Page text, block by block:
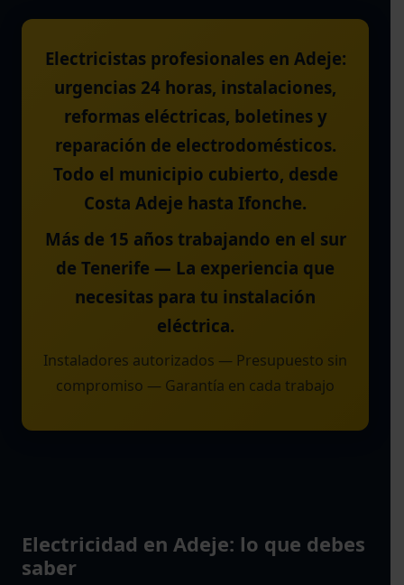
Electricistas profesionales en Adeje:
urgencias 24 horas, instalaciones,
reformas eléctricas, boletines y
reparación de electrodomésticos.
Todo el municipio cubierto, desde
Costa Adeje hasta Ifonche.
Más de 15 años trabajando en el sur
de Tenerife — La experiencia que
necesitas para tu instalación
eléctrica.
Instaladores autorizados — Presupuesto sin
compromiso — Garantía en cada trabajo
Electricidad en Adeje: lo que debes
saber